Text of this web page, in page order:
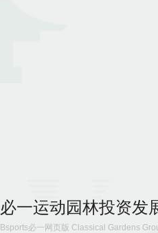
必一运动园林投资发
Bsports必一网页版 Classical Gardens